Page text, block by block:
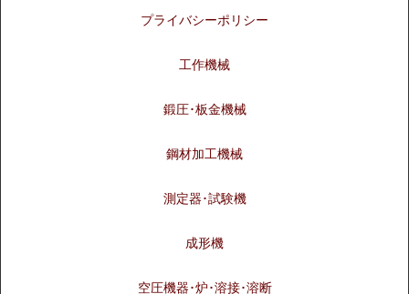
プライバシーポリシー
工作機械
鍛圧･板金機械
鋼材加工機械
測定器･試験機
成形機
空圧機器･炉･溶接･溶断